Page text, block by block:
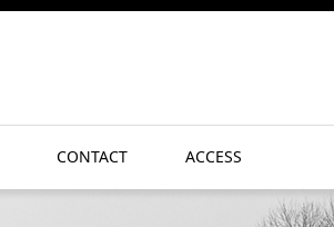
CONTACT ACCESS